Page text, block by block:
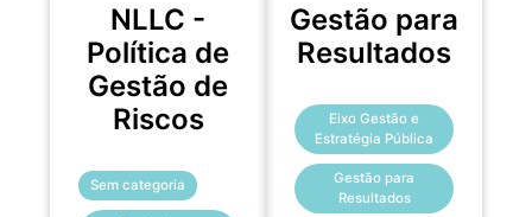
NLLC -
Política de
Gestão de
Riscos
Sem categoria
Gestão para
Resultados
Eixo Gestão e
Estratégia Pública
Gestão para
Resultados